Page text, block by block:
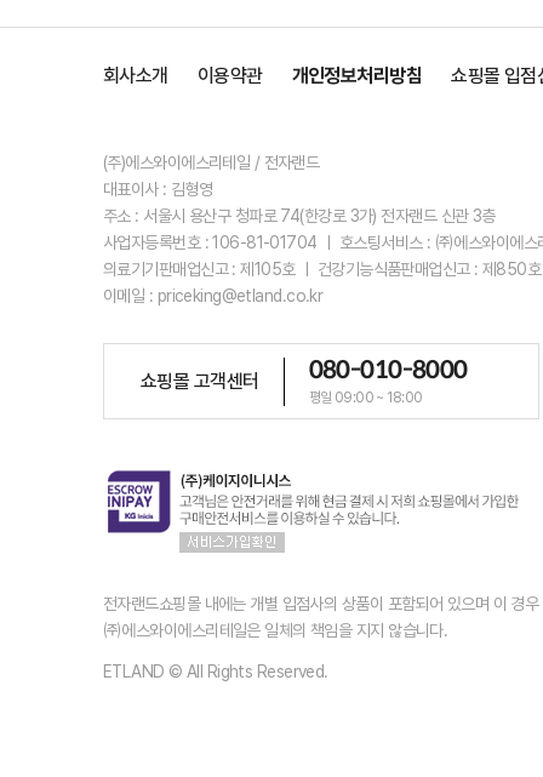
회사소개 이용약관 개인정보처리방침 쇼핑몰 입점
(주)에스와이에스리테일 / 전자랜드
대표이사 : 김형영
주소 : 서울시 용산구 청파로 74(한강로 3가) 전자랜드 신관 3층
사업자등록번호 : 106-81-01704 ㅣ 호스팅서비스 : ㈜에스와이에
의료기기판매업신고 : 제105호 ㅣ 건강기능식품판매업신고 : 제850
이메일 : priceking@etland.co.kr
쇼핑몰 고객센터 080-010-8000
평일 09:00 ~ 18:00
전자랜드쇼핑몰 내에는 개별 입점사의 상품이 포함되어 있으며 이 경
㈜에스와이에스리테일은 일체의 책임을 지지 않습니다.
ETLAND © All Rights Reserved.